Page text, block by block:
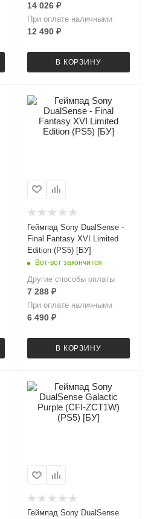
14 026₽
При оплате наличными
12 490₽
В КОРЗИНУ
Геймпад Sony DualSense -
Final Fantasy XVI Limited
Edition (PS5) [БУ]
Вот-вот закончится
Другие способы оплаты
7 288₽
При оплате наличными
6 490₽
В КОРЗИНУ
Геймпад Sony DualSense